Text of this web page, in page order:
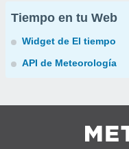
Tiempo en tu Web
Widget de El tiempo
API de Meteorología